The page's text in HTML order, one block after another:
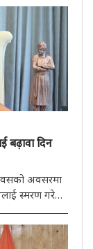
बढ़ावा दिन
अवसरमा
स्मरण गरेको
अध्यक्ष